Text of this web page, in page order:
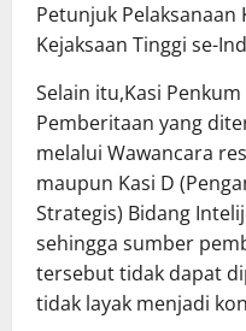
Petunjuk Pelaksanaan
Kejaksaan Tinggi se-
Selain itu,Kasi
Pemberitaan yang
melalui Wawancara
maupun Kasi D
Strategis) Bidang
sehingga sumber
tersebut tidak dapat
tidak layak menjadi